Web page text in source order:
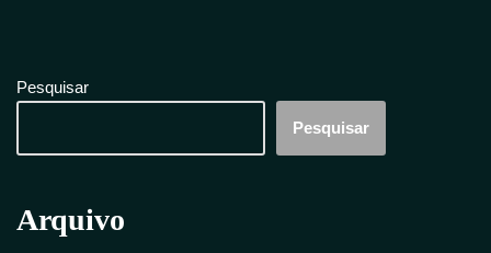
Pesquisar
Pesquisar
Arquivo